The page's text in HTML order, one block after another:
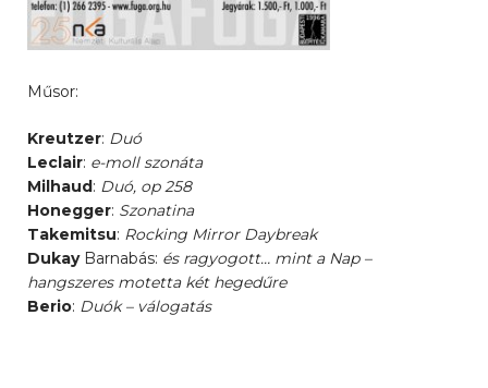
Műsor:
Kreutzer: Duó
Leclair: e-moll szonáta
Milhaud: Duó, op 258
Honegger: Szonatina
Takemitsu: Rocking Mirror Daybreak
DukayBarnabás: és ragyogott… mint a Nap –
hangszeres motetta két hegedűre
Berio: Duók – válogatás